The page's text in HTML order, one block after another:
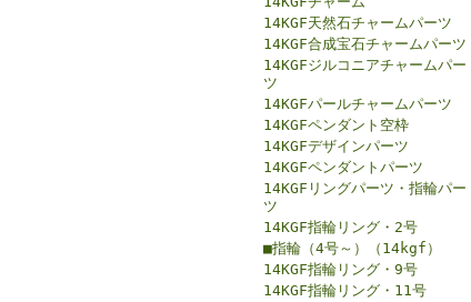
14KGF天然石チャームパーツ
14KGF合成宝石チャームパーツ
14KGFジルコニアチャームパー
ツ
14KGFパールチャームパーツ
14KGFペンダント空枠
14KGFデザインパーツ
14KGFペンダントパーツ
14KGFリングパーツ・指輪パー
ツ
14KGF指輪リング・2号
■指輪（4号～）（14kgf）
14KGF指輪リング・9号
14KGF指輪リング・11号